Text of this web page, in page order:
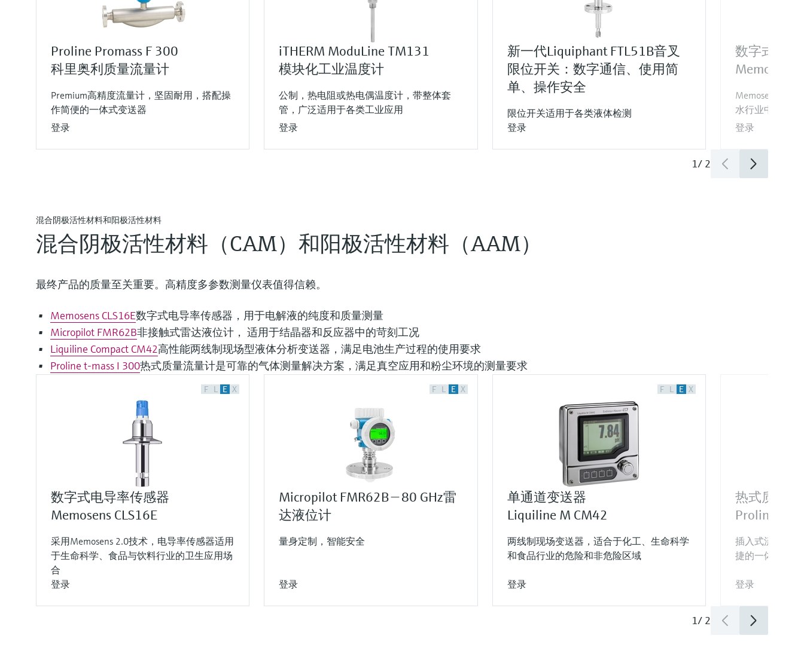
Proline Promass F 300
科里奥利质量流量计
Premium高精度流量计，坚固耐用，搭配操
作简便的一体式变送器
登录
iTHERM ModuLine TM131
模块化工业温度计
公制，热电阻或热电偶温度计，带整体套
管，广泛适用于各类工业应用
登录
新一代Liquiphant FTL51B音叉
限位开关：数字通信、使用简
单、操作安全
限位开关适用于各类液体检测
登录
数字式pH
Memosens
Memosens 2.0
水行业中的标
登录
1/ 2
混合阴极活性材料和阳极活性材料
混合阴极活性材料（CAM）和阳极活性材料（AAM）
最终产品的质量至关重要。高精度多参数测量仪表值得信赖。
Memosens CLS16E数字式电导率传感器，用于电解液的纯度和质量测量
Micropilot FMR62B非接触式雷达液位计， 适用于结晶器和反应器中的苛刻工况
Liquiline Compact CM42高性能两线制现场型液体分析变送器，满足电池生产过程的使用要求
Proline t-mass I 300热式质量流量计是可靠的气体测量解决方案，满足真空应用和粉尘环境的测量要求
F L E X
数字式电导率传感器
Memosens CLS16E
采用Memosens 2.0技术，电导率传感器适用
于生命科学、食品与饮料行业的卫生应用场
合
登录
F L E X
Micropilot FMR62B — 80 GHz雷
达液位计
量身定制，智能安全
登录
F L E X
单通道变送器
Liquiline M CM42
两线制现场变送器，适合于化工、生命科学
和食品行业的危险和非危险区域
登录
热式质量
Proline t-
插入式流量计
捷的一体型变
登录
1/ 2